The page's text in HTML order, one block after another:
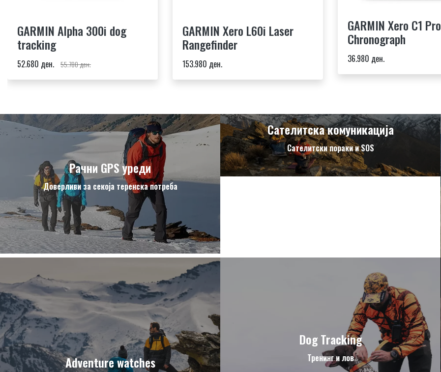
GARMIN Alpha 300i dog
tracking
52.680 ден. 55.780 ден.
GARMIN Xero L60i Laser
Rangefinder
153.980 ден.
GARMIN Xero C1 Pro
Chronograph
36.980 ден.
Рачни GPS уреди
Доверливи за секоја теренска потреба
Сателитска комуникација
Сателитски пораки и SOS
Adventure watches
Dog Tracking
Тренинг и лов